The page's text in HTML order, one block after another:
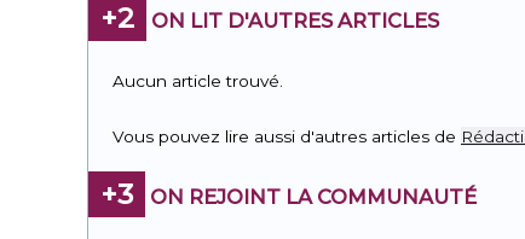
+2 ON LIT D'AUTRES ARTICLES
Aucun article trouvé.
Vous pouvez lire aussi d'autres articles de
+3 ON REJOINT LA COMMUNAUTÉ